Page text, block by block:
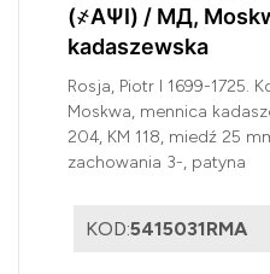
(҂АѰI) / MД,
kadaszewska
Rosja, Piotr I 1699-1725.
Moskwa, mennica
204, KM 118, miedź 25
zachowania 3-, patyna
KOD:5415031RMA